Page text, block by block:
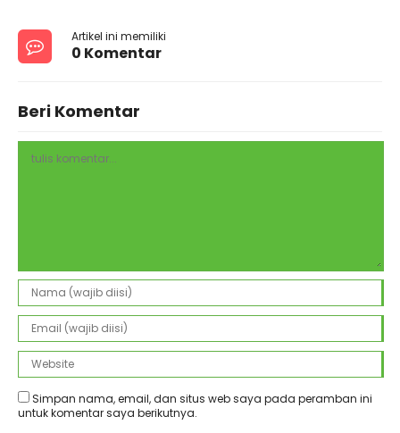
Artikel ini memiliki
0 Komentar
Beri Komentar
Simpan nama, email, dan situs web saya pada peramban ini
untuk komentar saya berikutnya.